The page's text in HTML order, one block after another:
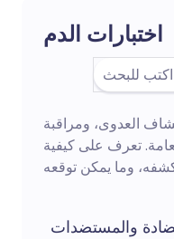
اختبارات الدم
العدوى، ومراقبة
تعرف على كيفية
والمستضدات